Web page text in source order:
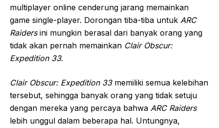
multiplayer online cenderung jarang memainkan
game single-player. Dorongan tiba-tiba untuk ARC
Raidersini mungkin berasal dari banyak orang yang
tidak akan pernah memainkan Clair Obscur:
Expedition 33.
Clair Obscur: Expedition 33memiliki semua kelebihan
tersebut, sehingga banyak orang yang tidak setuju
dengan mereka yang percaya bahwa ARC Raiders
lebih unggul dalam beberapa hal. Untungnya,